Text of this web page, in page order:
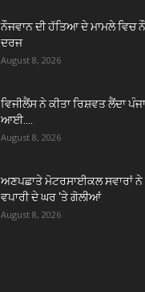
ਨੌਜਵਾਨ ਦੀ ਹੱਤਿਆ ਦੇ ਮਾਮਲੇ ਵਿਚ
ਦਰਜ
August 8, 2026
ਵਿਜੀਲੈਂਸ ਨੇ ਕੀਤਾ ਰਿਸ਼ਵਤ ਲੈਂਦਾ
ਆਈ....
August 8, 2026
ਅਣਪਛਾਤੇ ਮੋਟਰਸਾਈਕਲ ਸਵਾਰਾਂ
ਵਪਾਰੀ ਦੇ ਘਰ ‘ਤੇ ਗੋਲੀਆਂ
August 8, 2026